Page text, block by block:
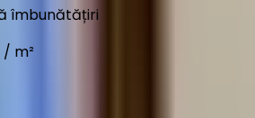
îmbunătățiri
/ m²